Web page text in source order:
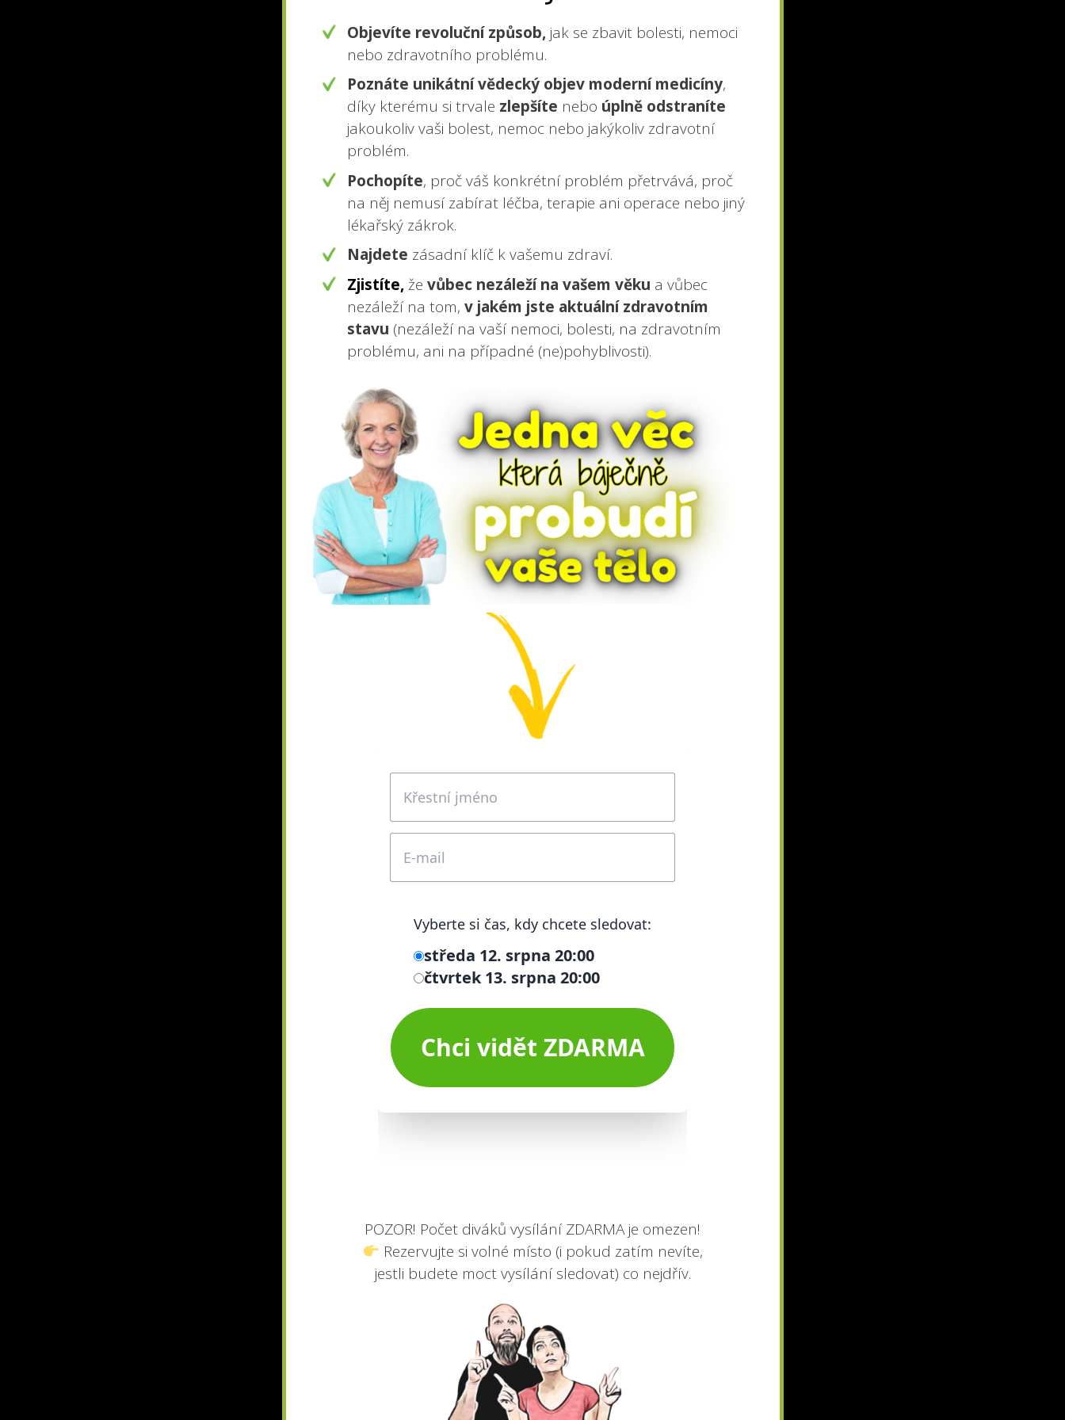
Objevíte revoluční způsob, jak se zbavit bolesti, nemoci
nebo zdravotního problému.
Poznáte unikátní vědecký objev moderní medicíny,
díky kterému si trvale zlepšíte nebo úplně odstraníte
jakoukoliv vaši bolest, nemoc nebo jakýkoliv zdravotní
problém.
Pochopíte, proč váš konkrétní problém přetrvává, proč
na něj nemusí zabírat léčba, terapie ani operace nebo jiný
lékařský zákrok.
Najdete zásadní klíč k vašemu zdraví.
Zjistíte, že vůbec nezáleží na vašem věku a vůbec
nezáleží na tom, v jakém jste aktuální zdravotním
stavu (nezáleží na vaší nemoci, bolesti, na zdravotním
problému, ani na případné (ne)pohyblivosti).
POZOR! Počet diváků vysílání ZDARMA je omezen!
Rezervujte si volné místo (i pokud zatím nevíte,
jestli budete moct vysílání sledovat) co nejdřív.